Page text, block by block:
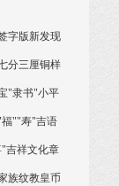
字版新发现
分三厘铜样
"隶书"小平
""寿"吉语
吉祥文化章
族纹教皇币